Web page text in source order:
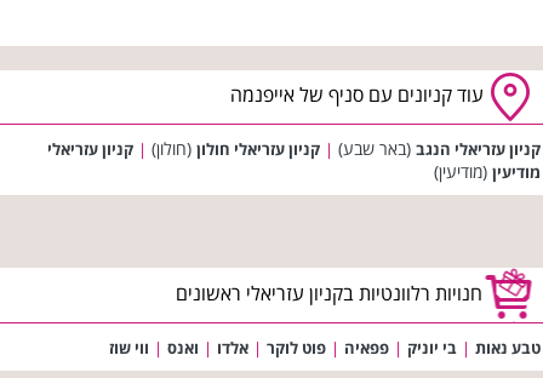
עוד קניונים עם סניף של אייפנמה
קניון עזריאלי הנגב (באר שבע) | קניון עזריאלי חולון (חולון) | קניון עזריאלי
מודיעין (מודיעין)
חנויות רלוונטיות בקניון עזריאלי ראשונים
טבע נאות | בי יוניק | פפאיה | פוט לוקר | אלדו | ואנס | ווי שוז